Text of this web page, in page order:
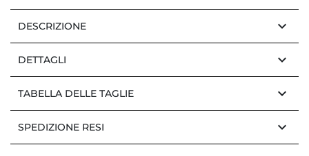
DESCRIZIONE keyboard_arrow_down
DETTAGLI keyboard_arrow_down
TABELLA DELLE TAGLIE keyboard_arrow_down
SPEDIZIONE RESI keyboard_arrow_down